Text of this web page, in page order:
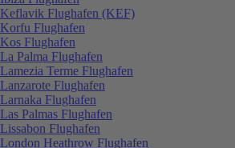
Keflavik Flughafen (KEF)
Korfu Flughafen
Kos Flughafen
La Palma Flughafen
Lamezia Terme Flughafen
Lanzarote Flughafen
Larnaka Flughafen
Las Palmas Flughafen
Lissabon Flughafen
London Heathrow Flughafen